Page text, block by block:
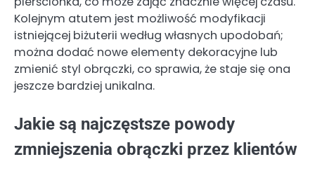
Kolejnym atutem jest możliwość modyfikacji
istniejącej biżuterii według własnych upodobań;
można dodać nowe elementy dekoracyjne lub
zmienić styl obrączki, co sprawia, że staje się ona
jeszcze bardziej unikalna.
Jakie są najczęstsze powody
zmniejszenia obrączki przez klientów